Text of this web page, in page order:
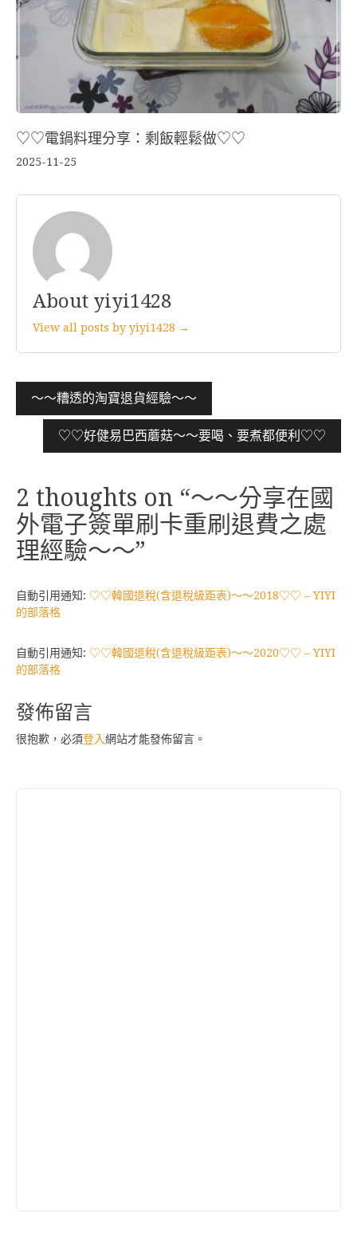
♡♡電鍋料理分享：剩飯輕鬆做♡♡
2025-11-25
About yiyi1428
View all posts by yiyi1428 →
文
章
～～糟透的淘寶退貨經驗～～
♡♡好健易巴西蘑菇～～要喝、要煮都便利♡♡
2 thoughts on “～～分享在國
外電子簽單刷卡重刷退費之處
理經驗～～”
自動引用通知: ♡♡韓國退稅(含退稅級距表)～～2018♡♡ – YIYI
的部落格
自動引用通知: ♡♡韓國退稅(含退稅級距表)～～2020♡♡ – YIYI
的部落格
發佈留言
很抱歉，必須登入網站才能發佈留言。